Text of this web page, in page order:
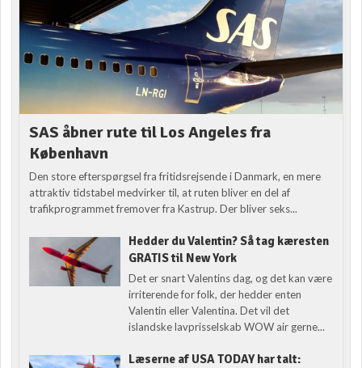
SAS åbner rute til Los Angeles fra
København
Den store efterspørgsel fra fritidsrejsende i Danmark, en mere
attraktiv tidstabel medvirker til, at ruten bliver en del af
trafikprogrammet fremover fra Kastrup. Der bliver seks...
Hedder du Valentin? Så tag kæresten
GRATIS til New York
Det er snart Valentins dag, og det kan være
irriterende for folk, der hedder enten
Valentin eller Valentina. Det vil det
islandske lavprisselskab WOW air gerne...
Læserne af USA TODAY har talt: